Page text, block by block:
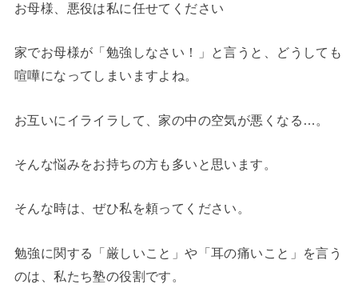
お母様、悪役は私に任せてください
家でお母様が「勉強しなさい！」と言うと、どうしても
喧嘩になってしまいますよね。
お互いにイライラして、家の中の空気が悪くなる…。
そんな悩みをお持ちの方も多いと思います。
そんな時は、ぜひ私を頼ってください。
勉強に関する「厳しいこと」や「耳の痛いこと」を言う
のは、私たち塾の役割です。